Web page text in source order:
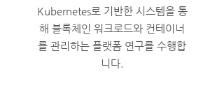
Kubernetes로 기반한 시스템을 통
해 블록체인 워크로드와 컨테이너
를 관리하는 플랫폼 연구를 수행합
니다.